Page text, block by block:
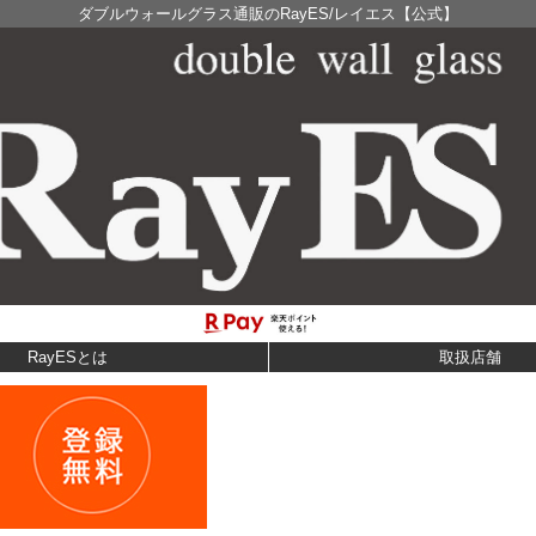
ダブルウォールグラス通販のRayES/レイエス【公式】
RayESとは 取扱店舗